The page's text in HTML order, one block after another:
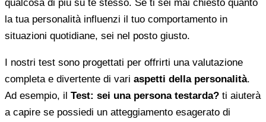
qualcosa di più su te stesso. Se ti sei mai chiesto quanto
la tua personalità influenzi il tuo comportamento in
situazioni quotidiane, sei nel posto giusto.
I nostri test sono progettati per offrirti una valutazione
completa e divertente di vari aspetti della personalità.
Ad esempio, il Test: sei una persona testarda? ti aiuterà
a capire se possiedi un atteggiamento esagerato di